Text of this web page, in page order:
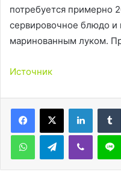
потребуется примерно
сервировочное блюдо
маринованным луком.
Источник
LinkedIn
WhatsAppTelegramViber